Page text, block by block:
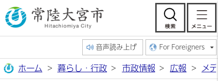
常陸大宮市公
検
音声読み上げ For Foreigners
ホーム 暮らし・行政 市政情報 広報 メ